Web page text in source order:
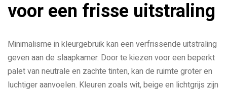
voor een frisse uitstraling
Minimalisme in kleurgebruik kan een verfrissende uitstraling
geven aan de slaapkamer. Door te kiezen voor een beperkt
palet van neutrale en zachte tinten, kan de ruimte groter en
luchtiger aanvoelen. Kleuren zoals wit, beige en lichtgrijs zijn